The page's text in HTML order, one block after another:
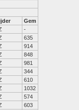
Gem
-
635
914
848
981
344
610
1032
574
603